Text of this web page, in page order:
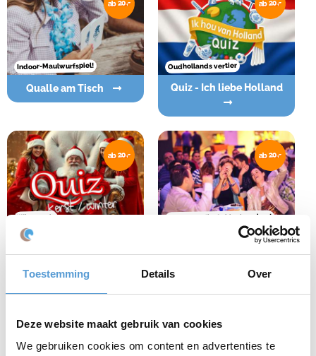
Toestemming Details Over
Deze website maakt gebruik van cookies
We gebruiken cookies om content en advertenties te
ab 20,-
Indoor-Maulwurfspiel!
Qualle am Tisch
ab 20,-
Oudhollands vertier
Quiz - Ich liebe Holland
ab 20,-
Winterquiz
Weihnachten
ab 20,-
Lassen Sie Ihr Gehirn knacken!